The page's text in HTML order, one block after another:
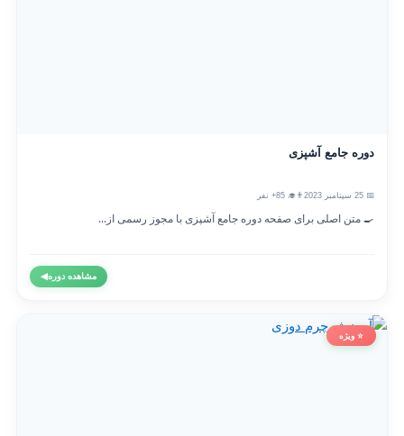
دوره جامع آشپزی
👨‍🎓 85+ نفر
🍳 متن اصلی برای صفحه دوره جامع آشپزی با مجوز رسمی از...
مشاهده دوره◀
⭐ ویژه